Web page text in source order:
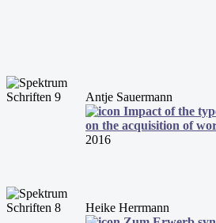
Antje Sauermann
Impact of the
on the acquisition of
2016
Heike Herrmann